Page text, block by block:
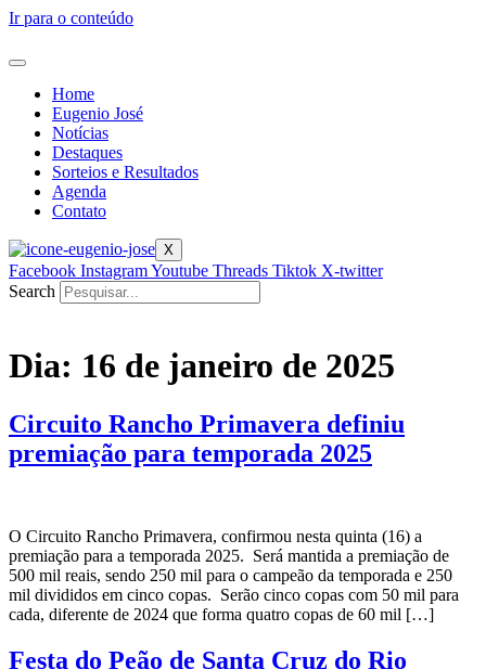
Ir para o conteúdo
Home
Eugenio José
Notícias
Destaques
Sorteios e Resultados
Agenda
Contato
X
Facebook InstagramYoutube Threads Tiktok X-twitter
Search
Dia: 16 de janeiro de 2025
Circuito Rancho Primavera definiu
premiação para temporada 2025
O Circuito Rancho Primavera, confirmou nesta quinta (16) a
premiação para a temporada 2025. Será mantida a premiação de
500 mil reais, sendo 250 mil para o campeão da temporada e 250
mil divididos em cinco copas. Serão cinco copas com 50 mil para
cada, diferente de 2024 que forma quatro copas de 60 mil […]
Festa do Peão de Santa Cruz do Rio